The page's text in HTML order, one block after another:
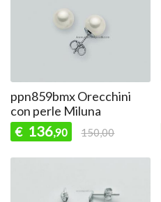
ppn859bmx Orecchini
con perle Miluna
€ 136,90 150,00